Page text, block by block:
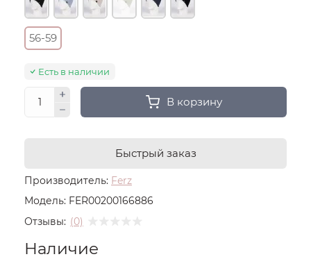
Производитель: Ferz
Модель: FER00200166886
Отзывы: (0)
56-59
Есть в наличии
В корзину
Быстрый заказ
Наличие